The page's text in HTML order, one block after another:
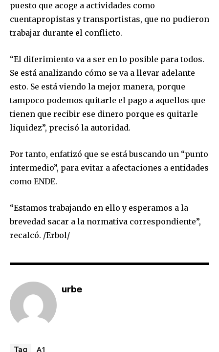
Join our community of
conversation.
To subscribe, simply enter your email address on our website
or click the subscribe button below. Don't worry, we respect
puesto que acoge a actividades como
cuentapropistas y transportistas, que no pudieron
trabajar durante el conflicto.
“El diferimiento va a ser en lo posible para todos.
Se está analizando cómo se va a llevar adelante
esto. Se está viendo la mejor manera, porque
tampoco podemos quitarle el pago a aquellos que
tienen que recibir ese dinero porque es quitarle
liquidez”, precisó la autoridad.
Por tanto, enfatizó que se está buscando un “punto
intermedio”, para evitar a afectaciones a entidades
como ENDE.
“Estamos trabajando en ello y esperamos a la
brevedad sacar a la normativa correspondiente”,
recalcó. /Erbol/
urbe
Tag A1